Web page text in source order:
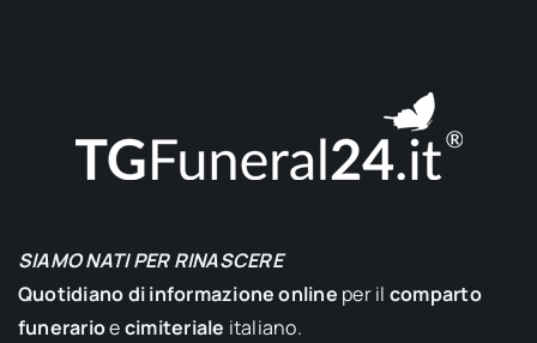
SIAMO NATI PER RINASCERE
Quotidiano di informazione online per il comparto
funerarioecimiteriale italiano.